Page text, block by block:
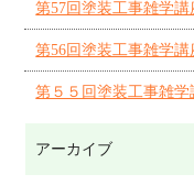
第57回塗装工事雑学講
第56回塗装工事雑学講
第５５回塗装工事雑学
アーカイブ